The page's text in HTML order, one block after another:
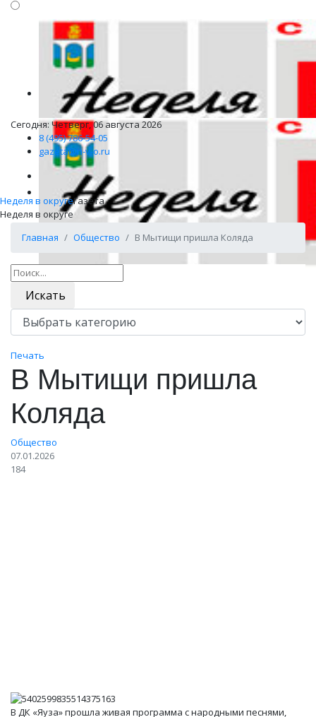
Сегодня: Четверг, 06 августа 2026
8 (495) 786-54-05
gazeta@n-v-o.ru
Неделя в округеГазета
Неделя в округе
Главная
Общество В Мытищи пришла Коляда
Искать
Печать
В Мытищи пришла
Коляда
Общество
07.01.2026
184
В ДК «Яуза» прошла живая программа с народными песнями,